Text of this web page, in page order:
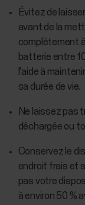
Évitez de
avant de la
complètement
batterie entre
l'aide à
sa durée de vie.
Ne laissez pas
déchargée ou
Conservez le
endroit frais et
pas votre
à environ 50 %